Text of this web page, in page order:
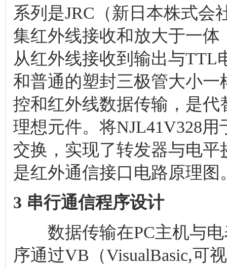
系列是JRC（新日本株式会
集红外线接收和放大于一
从红外线接收到输出与TTL
和普通的塑封三极管大小
控和红外线数据传输，是
理想元件。将NJL41V328
交换，实现了转发器与电
是红外通信接口电路原理图
3 串行通信程序设计
数据传输在PC主机与电
序通过VB（VisualBasic,可